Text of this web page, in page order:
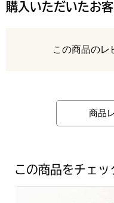
購入いただいたお
レビュー
この商品のレ
商品
この商品をチェ
富山柿山 しろえび紀